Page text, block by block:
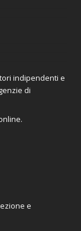
indipendenti e
di
e